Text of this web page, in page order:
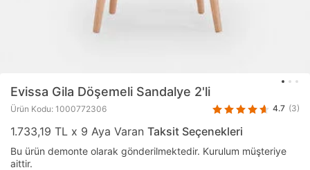
Evissa Gila Döşemeli Sandalye 2'li
Ürün Kodu: 1000772306 4.7 (3)
1.733,19 TL x 9 Aya Varan Taksit Seçenekleri
Bu ürün demonte olarak gönderilmektedir. Kurulum müşteriye
aittir.